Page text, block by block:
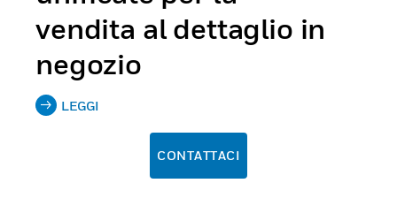
vendita al dettaglio in
negozio
LEGGI
CONTATTACI